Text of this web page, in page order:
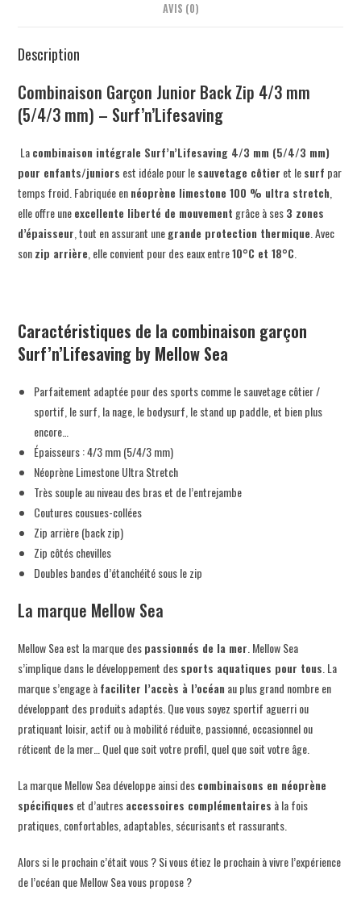
AVIS (0)
Description
Combinaison Garçon Junior Back Zip 4/3 mm
(5/4/3 mm) – Surf’n’Lifesaving
Lacombinaison intégrale Surf’n’Lifesaving 4/3 mm (5/4/3 mm)
pour enfants/juniors est idéale pour lesauvetage côtier et lesurf par
temps froid. Fabriquée ennéoprène limestone 100 % ultra stretch,
elle offre uneexcellente liberté de mouvement grâce à ses3 zones
d’épaisseur, tout en assurant unegrande protection thermique. Avec
sonzip arrière, elle convient pour des eaux entre10°C et 18°C.
Caractéristiques de la combinaison garçon
Surf’n’Lifesaving by Mellow Sea
Parfaitement adaptée pour des sports comme le sauvetage côtier /
sportif, le surf, la nage, le bodysurf, le stand up paddle, et bien plus
encore…
Épaisseurs : 4/3 mm (5/4/3 mm)
Néoprène Limestone Ultra Stretch
Très souple au niveau des bras et de l’entrejambe
Coutures cousues-collées
Zip arrière (back zip)
Zip côtés chevilles
Doubles bandes d’étanchéité sous le zip
La marque Mellow Sea
Mellow Sea est la marque despassionnés de la mer. Mellow Sea
s’implique dans le développement dessports aquatiques pour tous. La
marque s’engage àfaciliter l’accès à l’océan au plus grand nombre en
développant des produits adaptés. Que vous soyez sportif aguerri ou
pratiquant loisir, actif ou à mobilité réduite, passionné, occasionnel ou
réticent de la mer… Quel que soit votre profil, quel que soit votre âge.
La marque Mellow Sea développe ainsi descombinaisons en néoprène
spécifiques et d’autresaccessoires complémentaires à la fois
pratiques, confortables, adaptables, sécurisants et rassurants.
Alors si le prochain c’était vous ? Si vous étiez le prochain à vivre l’expérience
de l’océan que Mellow Sea vous propose ?